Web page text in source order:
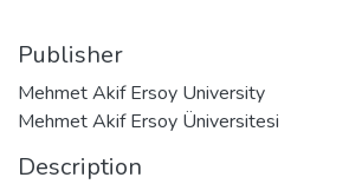
Publisher
Mehmet Akif Ersoy University
Mehmet Akif Ersoy Üniversitesi
Description